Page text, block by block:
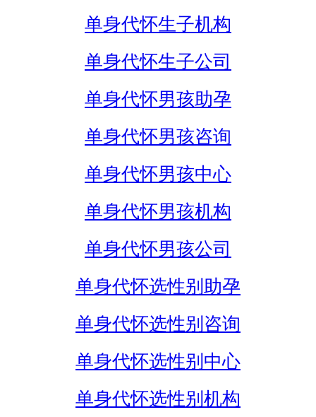
单身代怀生子机构
单身代怀生子公司
单身代怀男孩助孕
单身代怀男孩咨询
单身代怀男孩中心
单身代怀男孩机构
单身代怀男孩公司
单身代怀选性别助孕
单身代怀选性别咨询
单身代怀选性别中心
单身代怀选性别机构